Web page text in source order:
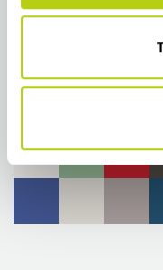
givet dem, eller som